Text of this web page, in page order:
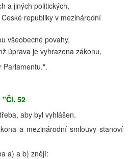
a jiných politických,
republiky v mezinárodní
všeobecné povahy,
úprava je vyhrazena zákonu,
Parlamentu.".
"Čl. 52
aby byl vyhlášen.
a mezinárodní smlouvy stanoví
a) a b) znějí: